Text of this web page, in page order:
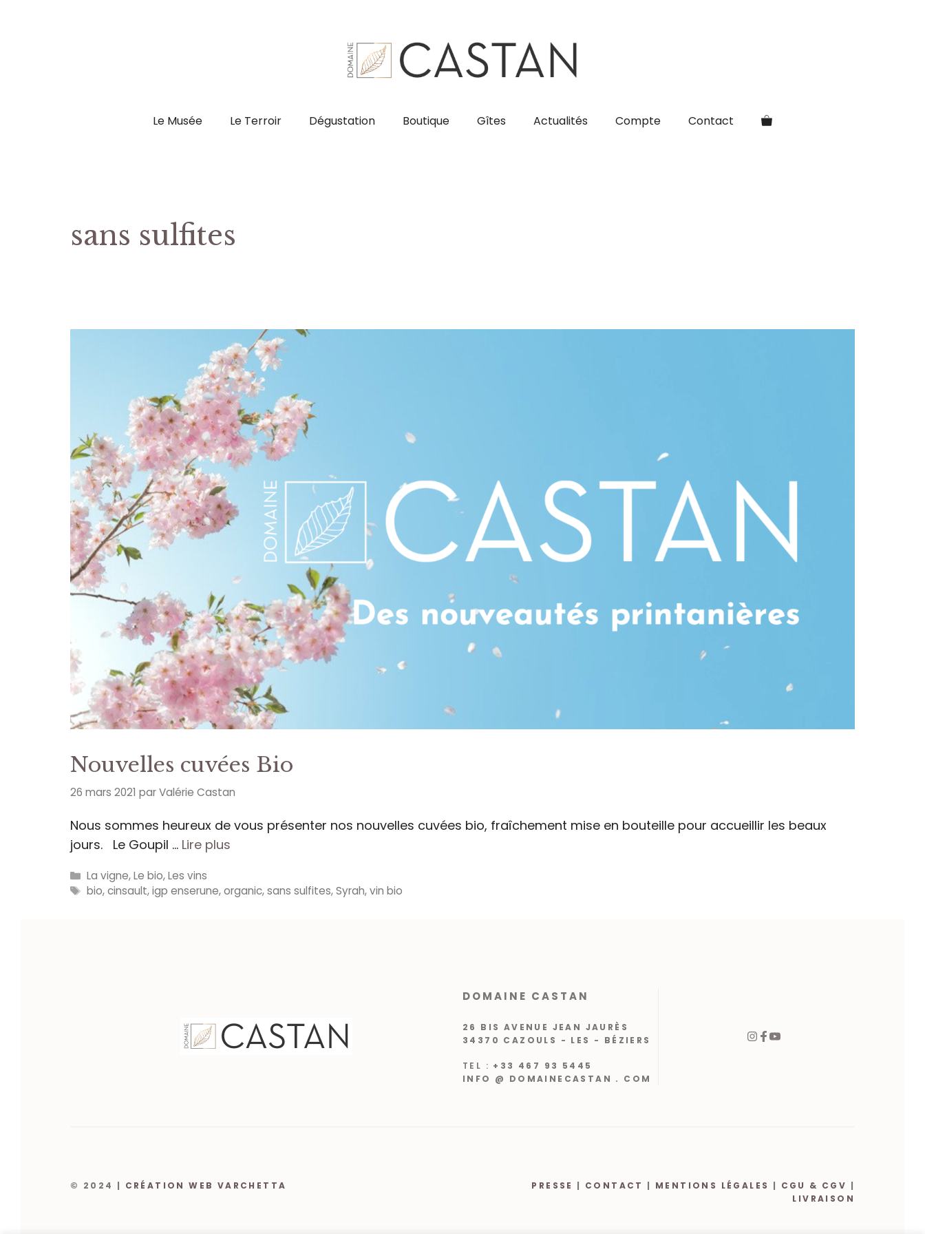
Le Musée Le Terroir Dégustation Boutique Gîtes Actualités Compte Contact
sans sulfites
Nouvelles cuvées Bio
26 mars 2021 parValérie Castan
Nous sommes heureux de vous présenter nos nouvelles cuvées bio, fraîchement mise en bouteille pour accueillir les beaux
jours. Le Goupil … Lire plus
Catégories
La vigne,Le bio,Les vins
Étiquettes
bio,cinsault,igp enserune,organic,sans sulfites,Syrah,vin bio
DOMAINE CASTAN
26 BIS AVENUE JEAN JAURÈS
34370 CAZOULS - LES - BÉZIERS
TEL : +33 467 93 5445
INFO @ DOMAINECASTAN . COM
© 2024 | CRÉATION WEB VARCHETTA PRESSE | CONTACT | MENTIONS LÉGALES | CGU & CGV |
LIVRAISON